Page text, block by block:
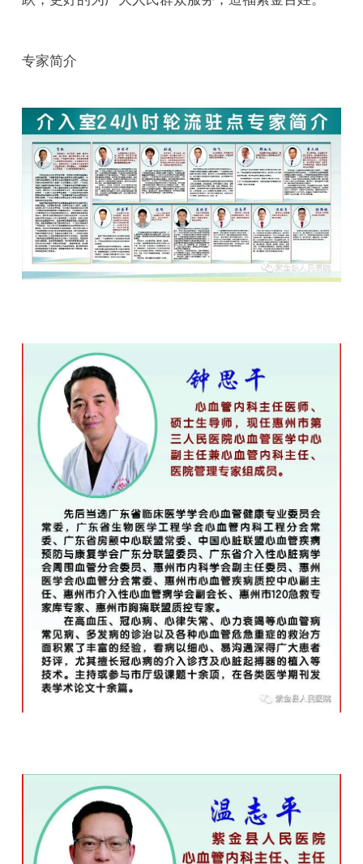
专家简介